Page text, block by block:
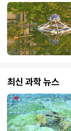
최신 과학 뉴스